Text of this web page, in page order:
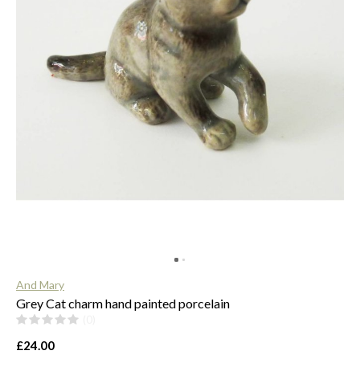
And Mary
Grey Cat charm hand painted porcelain
£24.00